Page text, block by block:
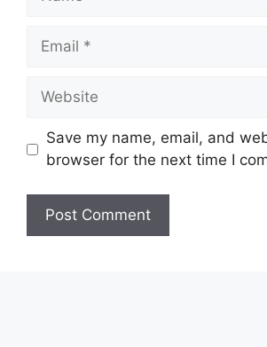
Email
Website
Save my name, email, and
browser for the next time I